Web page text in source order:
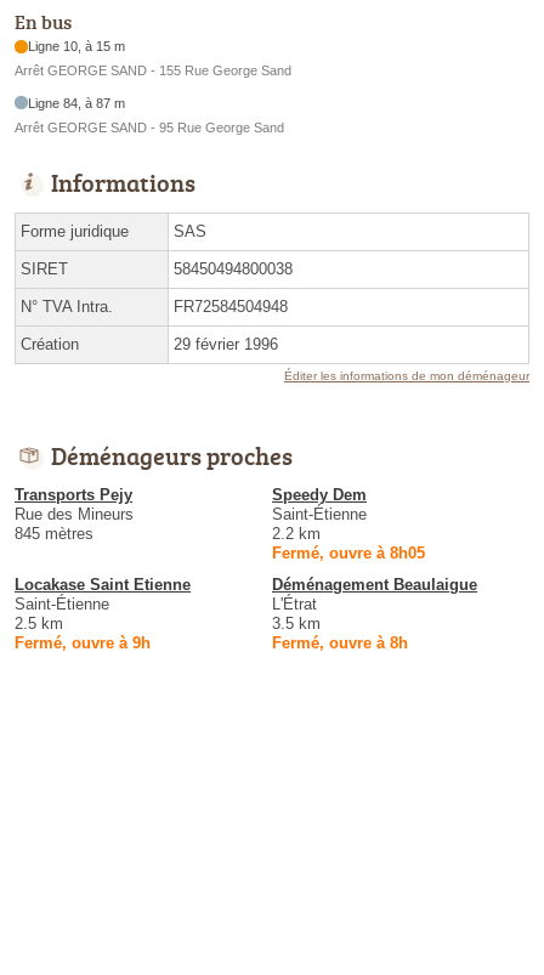
En bus
Ligne 10, à 15 m
Arrêt GEORGE SAND - 155 Rue George Sand
Ligne 84, à 87 m
Arrêt GEORGE SAND - 95 Rue George Sand
Informations
Forme juridique SAS
SIRET 58450494800038
N° TVA Intra. FR72584504948
Création 29 février 1996
Éditer les informations de mon déménageur
Déménageurs proches
Transports Pejy
Rue des Mineurs
845 mètres
Speedy Dem
Saint-Étienne
2.2 km
Fermé, ouvre à 8h05
Locakase Saint Etienne
Saint-Étienne
2.5 km
Fermé, ouvre à 9h
Déménagement Beaulaigue
L'Étrat
3.5 km
Fermé, ouvre à 8h